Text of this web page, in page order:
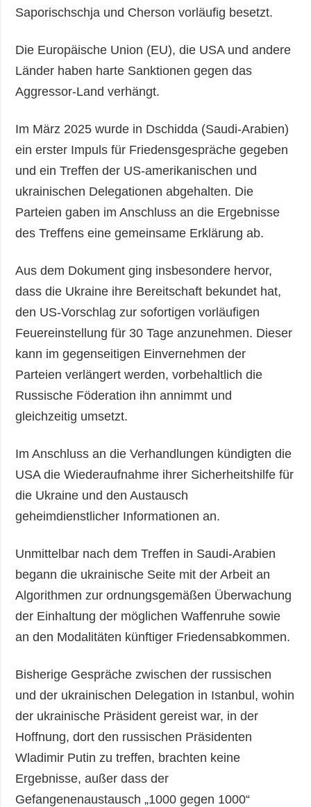
Saporischschja und Cherson vorläufig besetzt.
Die Europäische Union (EU), die USA und andere
Länder haben harte Sanktionen gegen das
Aggressor-Land verhängt.
Im März 2025 wurde in Dschidda (Saudi-Arabien)
ein erster Impuls für Friedensgespräche gegeben
und ein Treffen der US-amerikanischen und
ukrainischen Delegationen abgehalten. Die
Parteien gaben im Anschluss an die Ergebnisse
des Treffens eine gemeinsame Erklärung ab.
Aus dem Dokument ging insbesondere hervor,
dass die Ukraine ihre Bereitschaft bekundet hat,
den US-Vorschlag zur sofortigen vorläufigen
Feuereinstellung für 30 Tage anzunehmen. Dieser
kann im gegenseitigen Einvernehmen der
Parteien verlängert werden, vorbehaltlich die
Russische Föderation ihn annimmt und
gleichzeitig umsetzt.
Im Anschluss an die Verhandlungen kündigten die
USA die Wiederaufnahme ihrer Sicherheitshilfe für
die Ukraine und den Austausch
geheimdienstlicher Informationen an.
Unmittelbar nach dem Treffen in Saudi-Arabien
begann die ukrainische Seite mit der Arbeit an
Algorithmen zur ordnungsgemäßen Überwachung
der Einhaltung der möglichen Waffenruhe sowie
an den Modalitäten künftiger Friedensabkommen.
Bisherige Gespräche zwischen der russischen
und der ukrainischen Delegation in Istanbul, wohin
der ukrainische Präsident gereist war, in der
Hoffnung, dort den russischen Präsidenten
Wladimir Putin zu treffen, brachten keine
Ergebnisse, außer dass der
Gefangenenaustausch „1000 gegen 1000“